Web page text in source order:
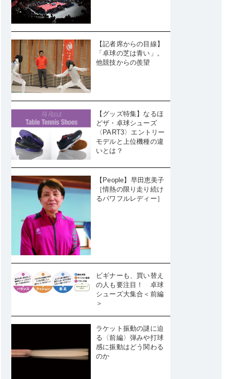
【記者席からの目線】
「卓球の芝は青い」。
他競技からの羨望
【グッズ特集】なるほ
どザ・卓球シューズ
〈PART3〉エントリー
モデルと上位機種の違
いとは？
【People】早田恵美子
［情熱の限り走り続け
るパワフルレディー］
ビギナーも、買い替え
の人も要注目！ 卓球
シューズ大集合＜前編
＞
ラケット振動の謎に迫
る〈前編〉弾みや打球
感に振動はどう関わる
のか